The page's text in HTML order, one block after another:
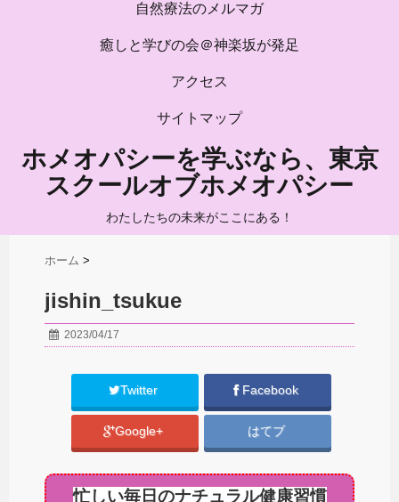
自然療法のメルマガ
癒しと学びの会＠神楽坂が発足
アクセス
サイトマップ
ホメオパシーを学ぶなら、東京
スクールオブホメオパシー
わたしたちの未来がここにある！
ホーム >
jishin_tsukue
2023/04/17
Twitter Facebook
Google+ はてブ
忙しい毎日のナチュラル健康習慣